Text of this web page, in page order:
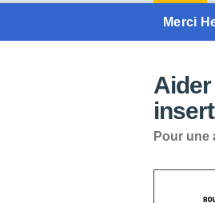
Merci
Pour une